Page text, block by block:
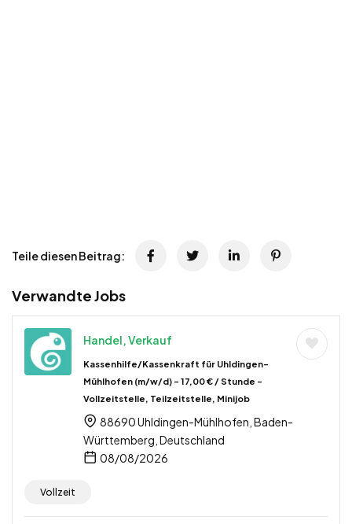
Teile diesen Beitrag:
Verwandte Jobs
Handel, Verkauf
Kassenhilfe/Kassenkraft für Uhldingen-
Mühlhofen (m/w/d) – 17,00 € / Stunde –
Vollzeitstelle, Teilzeitstelle, Minijob
88690 Uhldingen-Mühlhofen, Baden-
Württemberg, Deutschland
08/08/2026
Vollzeit